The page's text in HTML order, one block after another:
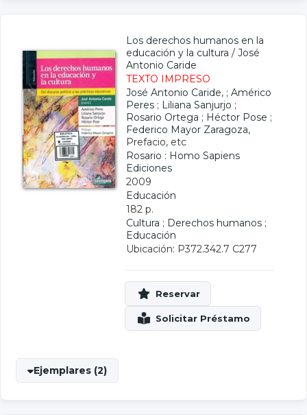
Los derechos humanos en la
educación y la cultura / José
Antonio Caride
TEXTO IMPRESO
José Antonio Caride, ; Américo
Peres ; Liliana Sanjurjo ;
Rosario Ortega ; Héctor Pose ;
Federico Mayor Zaragoza,
Prefacio, etc
Rosario : Homo Sapiens
Ediciones
2009
Educación
182 p.
Cultura ; Derechos humanos ;
Educación
Ubicación: P372.342.7 C277
Ejemplares (2)